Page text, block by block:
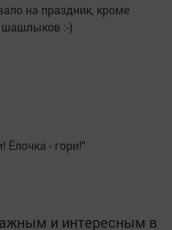
на праздник, кроме
шашлыков :-)
Ёлочка - гори!"
и интересным в